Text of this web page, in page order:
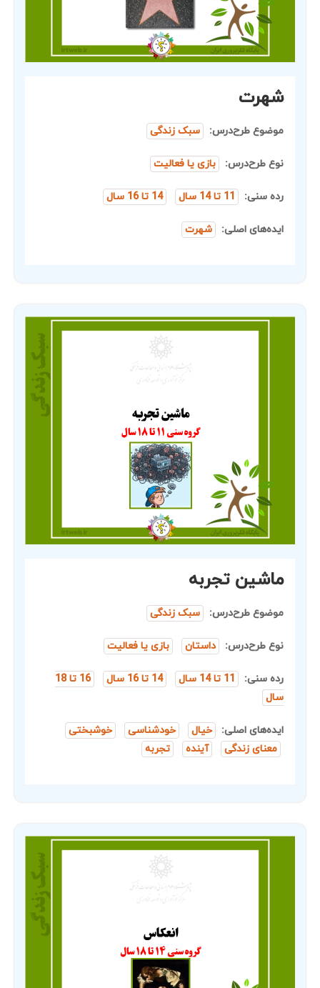
شهرت
موضوع طرح‌درس: سبک زندگی
نوع طرح‌درس: بازی یا فعالیت
رده سنی: 11 تا 14 سال 14 تا 16 سال
ایده‌های اصلی: شهرت
ماشین تجربه
موضوع طرح‌درس: سبک زندگی
نوع طرح‌درس: داستان بازی یا فعالیت
رده سنی: 11 تا 14 سال 14 تا 16 سال
16 تا 18
سال
ایده‌های اصلی: خیال خودشناسی
خوشبختی
معنای زندگی
آینده تجربه